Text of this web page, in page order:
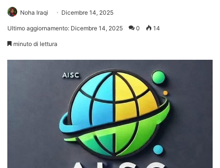
Noha Iraqi Dicembre 14, 2025
Ultimo aggiornamento: Dicembre 14, 2025 0 14
minuto di lettura